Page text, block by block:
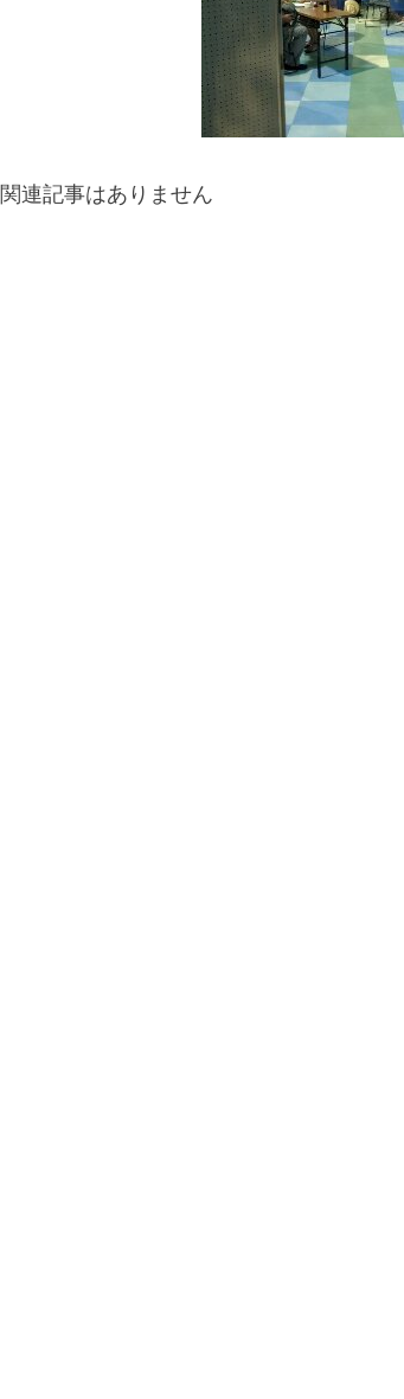
関連記事はありません